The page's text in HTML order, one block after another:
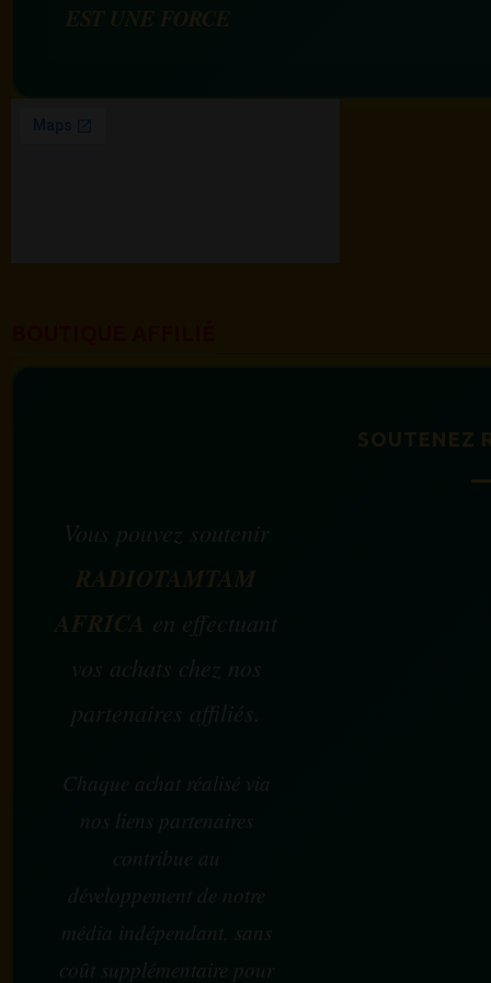
SOUTENEZ
Vous pouvez soutenir
RADIOTAMTAM
AFRICA en effectuant
vos achats chez nos
partenaires affiliés.
Chaque achat réalisé via
nos liens partenaires
contribue au
développement de notre
média indépendant, sans
coût supplémentaire pour